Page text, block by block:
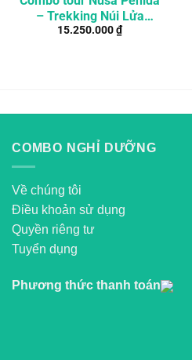
– Trekking Núi Lửa
Bromo – Ngắm Lửa
15.250.000₫
COMBO NGHỈ DƯỠNG
Về chúng tôi
Điều khoản sử dụng
Quyền riêng tư
Tuyển dụng
Phương thức thanh toán